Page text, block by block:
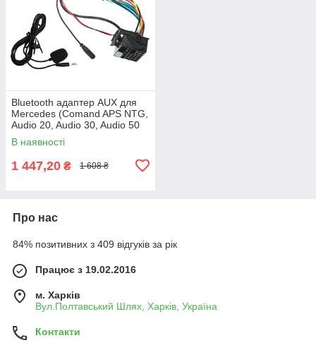
Bluetooth адаптер AUX для
Mercedes (Comand APS NTG,
Audio 20, Audio 30, Audio 50
APS) AWM BTM-10
В наявності
1 447,20 ₴ 1 608 ₴
Про нас
84% позитивних з 409 відгуків за рік
Працює з 19.02.2016
м. Харків
Вул.Полтавський Шлях, Харків, Україна
Контакти